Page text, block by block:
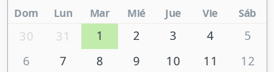
Dom Lun Mar Mié Jue Vie Sáb
30 31 1 2 3 4
5
6
7 8 9 10 11
12